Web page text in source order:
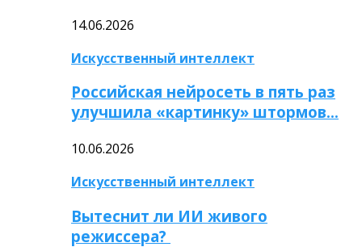
14.06.2026
Искусственный интеллект
Российская нейросеть в пять раз
улучшила «картинку» штормов…
10.06.2026
Искусственный интеллект
Вытеснит ли ИИ живого
режиссера?